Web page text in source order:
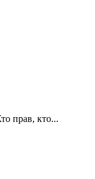
прав, кто...